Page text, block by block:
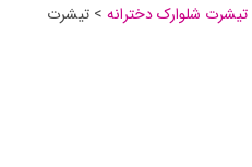
تیشرت شلوارک دخترانه > تیشرت